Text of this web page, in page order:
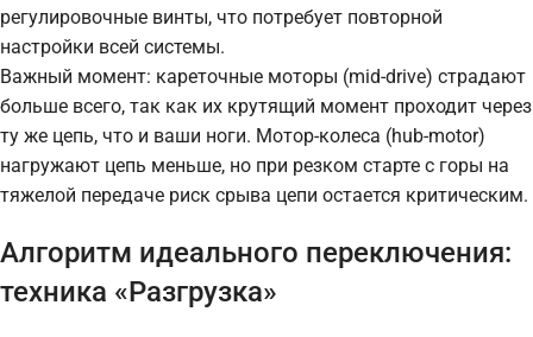
регулировочные винты, что потребует повторной
настройки всей системы.
Важный момент: кареточные моторы (mid-drive) страдают
больше всего, так как их крутящий момент проходит через
ту же цепь, что и ваши ноги. Мотор-колеса (hub-motor)
нагружают цепь меньше, но при резком старте с горы на
тяжелой передаче риск срыва цепи остается критическим.
Алгоритм идеального переключения:
техника «Разгрузка»